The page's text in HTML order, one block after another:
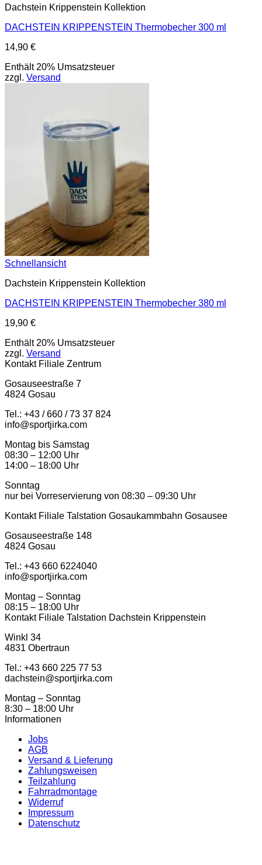
Dachstein Krippenstein Kollektion
DACHSTEIN KRIPPENSTEIN Thermobecher 300 ml
14,90 €
Enthält 20% Umsatzsteuer
zzgl. Versand
Schnellansicht
Dachstein Krippenstein Kollektion
DACHSTEIN KRIPPENSTEIN Thermobecher 380 ml
19,90 €
Enthält 20% Umsatzsteuer
zzgl. Versand
Kontakt Filiale Zentrum
Gosauseestraße 7
4824 Gosau
Tel.: +43 / 660 / 73 37 824
info@sportjirka.com
Montag bis Samstag
08:30 – 12:00 Uhr
14:00 – 18:00 Uhr
Sonntag
nur bei Vorreservierung von 08:30 – 09:30 Uhr
Kontakt Filiale Talstation Gosaukammbahn Gosausee
Gosauseestraße 148
4824 Gosau
Tel.: ‭+43 660 6224040‬
info@sportjirka.com
Montag – Sonntag
08:15 – 18:00 Uhr
Kontakt Filiale Talstation Dachstein Krippenstein
Winkl 34
4831 Obertraun
Tel.: ‭+43 660 225 77 53
dachstein@sportjirka.com
Montag – Sonntag
8:30 – 18:00 Uhr
Informationen
Jobs
AGB
Versand & Lieferung
Zahlungsweisen
Teilzahlung
Fahrradmontage
Widerruf
Impressum
Datenschutz